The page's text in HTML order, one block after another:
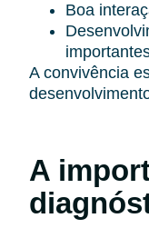
Boa
A convivência
A